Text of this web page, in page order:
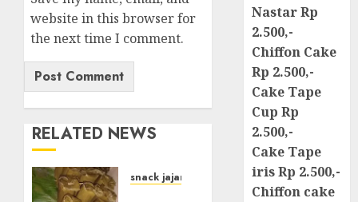
website in this browser for
the next time I comment.
RELATED NEWS
snack jajanan pasar
Nastar Rp
2.500,-
Chiffon Cake
Rp 2.500,-
Cake Tape
Cup Rp
2.500,-
Cake Tape
iris Rp 2.500,-
Chiffon cake